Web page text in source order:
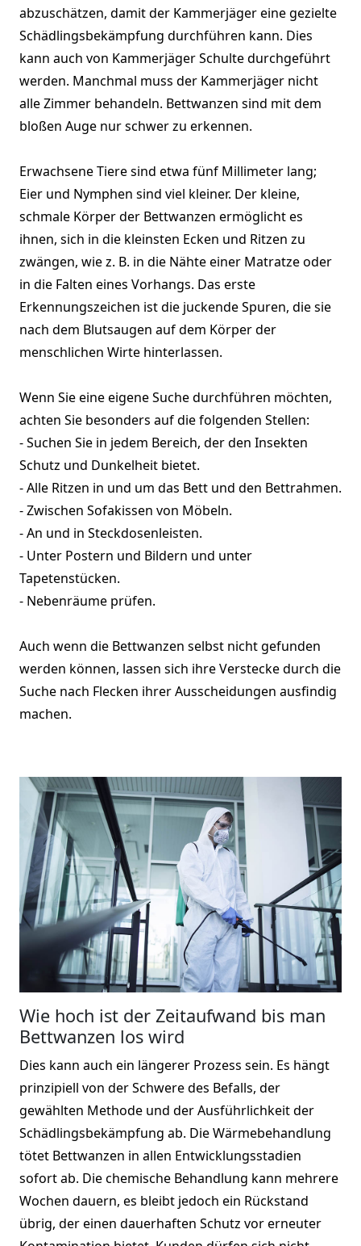
abzuschätzen, damit der Kammerjäger eine gezielte
Schädlingsbekämpfung durchführen kann. Dies
kann auch von Kammerjäger Schulte durchgeführt
werden. Manchmal muss der Kammerjäger nicht
alle Zimmer behandeln. Bettwanzen sind mit dem
bloßen Auge nur schwer zu erkennen.
Erwachsene Tiere sind etwa fünf Millimeter lang;
Eier und Nymphen sind viel kleiner. Der kleine,
schmale Körper der Bettwanzen ermöglicht es
ihnen, sich in die kleinsten Ecken und Ritzen zu
zwängen, wie z. B. in die Nähte einer Matratze oder
in die Falten eines Vorhangs. Das erste
Erkennungszeichen ist die juckende Spuren, die sie
nach dem Blutsaugen auf dem Körper der
menschlichen Wirte hinterlassen.
Wenn Sie eine eigene Suche durchführen möchten,
achten Sie besonders auf die folgenden Stellen:
- Suchen Sie in jedem Bereich, der den Insekten
Schutz und Dunkelheit bietet.
- Alle Ritzen in und um das Bett und den Bettrahmen.
- Zwischen Sofakissen von Möbeln.
- An und in Steckdosenleisten.
- Unter Postern und Bildern und unter
Tapetenstücken.
- Nebenräume prüfen.
Auch wenn die Bettwanzen selbst nicht gefunden
werden können, lassen sich ihre Verstecke durch die
Suche nach Flecken ihrer Ausscheidungen ausfindig
machen.
Wie hoch ist der Zeitaufwand bis man
Bettwanzen los wird
Dies kann auch ein längerer Prozess sein. Es hängt
prinzipiell von der Schwere des Befalls, der
gewählten Methode und der Ausführlichkeit der
Schädlingsbekämpfung ab. Die Wärmebehandlung
tötet Bettwanzen in allen Entwicklungsstadien
sofort ab. Die chemische Behandlung kann mehrere
Wochen dauern, es bleibt jedoch ein Rückstand
übrig, der einen dauerhaften Schutz vor erneuter